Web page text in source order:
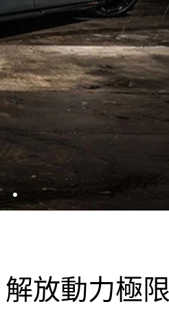
解放動力極